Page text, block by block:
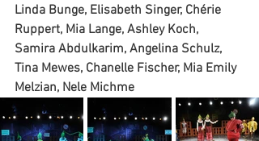
Linda Bunge, Elisabeth Singer, Chérie
Ruppert, Mia Lange, Ashley Koch,
Samira Abdulkarim, Angelina Schulz,
Tina Mewes, Chanelle Fischer, Mia Emily
Melzian, Nele Michme